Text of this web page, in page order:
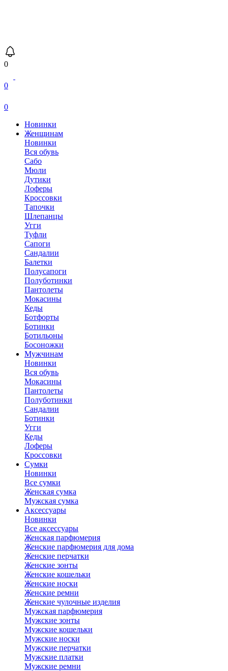
0
0
0
Новинки
Женщинам
Новинки
Вся обувь
Сабо
Мюли
Дутики
Лоферы
Кроссовки
Тапочки
Шлепанцы
Угги
Туфли
Сапоги
Сандалии
Балетки
Полусапоги
Полуботинки
Пантолеты
Мокасины
Кеды
Ботфорты
Ботинки
Ботильоны
Босоножки
Мужчинам
Новинки
Вся обувь
Мокасины
Пантолеты
Полуботинки
Сандалии
Ботинки
Угги
Кеды
Лоферы
Кроссовки
Сумки
Новинки
Все сумки
Женская сумка
Мужская сумка
Аксессуары
Новинки
Все аксессуары
Женская парфюмерия
Женские парфюмерия для дома
Женские перчатки
Женские зонты
Женские кошельки
Женские носки
Женские ремни
Женские чулочные изделия
Мужская парфюмерия
Мужские зонты
Мужские кошельки
Мужские носки
Мужские перчатки
Мужские платки
Мужские ремни